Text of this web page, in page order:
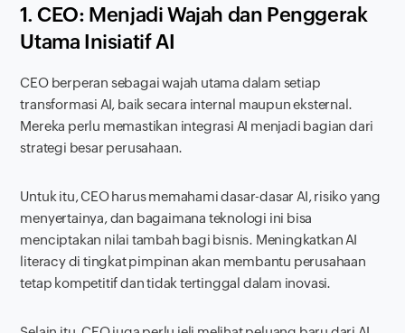
1. CEO: Menjadi Wajah dan Penggerak
Utama Inisiatif AI
CEO berperan sebagai wajah utama dalam setiap
transformasi AI, baik secara internal maupun eksternal.
Mereka perlu memastikan integrasi AI menjadi bagian dari
strategi besar perusahaan.
Untuk itu, CEO harus memahami dasar-dasar AI, risiko yang
menyertainya, dan bagaimana teknologi ini bisa
menciptakan nilai tambah bagi bisnis. Meningkatkan AI
literacydi tingkat pimpinan akan membantu perusahaan
tetap kompetitif dan tidak tertinggal dalam inovasi.